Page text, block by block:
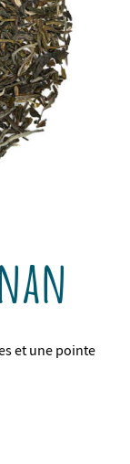
et une pointe